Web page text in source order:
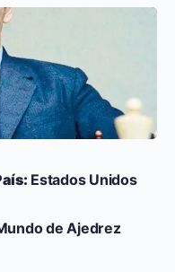
Estados Unidos
de Ajedrez